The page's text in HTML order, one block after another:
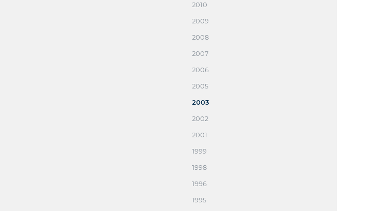
2010
2009
2008
2007
2006
2005
2003
2002
2001
1999
1998
1996
1995